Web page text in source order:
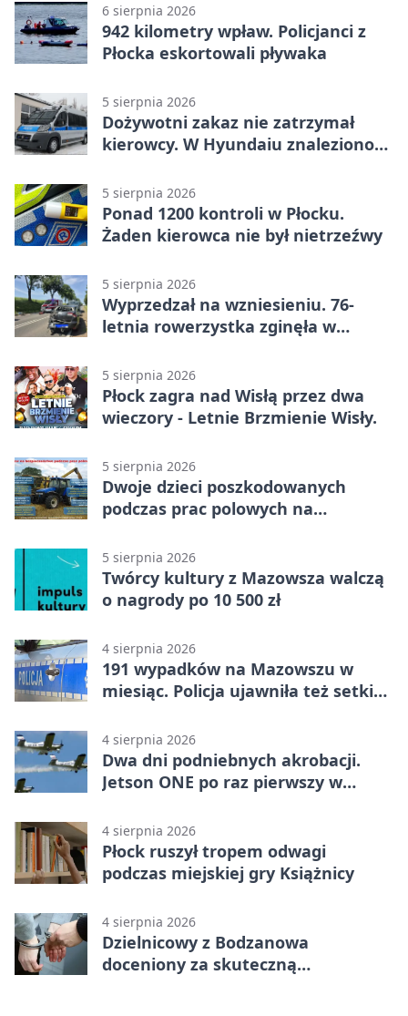
6 sierpnia 2026
942 kilometry wpław. Policjanci z
Płocka eskortowali pływaka
5 sierpnia 2026
Dożywotni zakaz nie zatrzymał
kierowcy. W Hyundaiu znaleziono
5 sierpnia 2026
Ponad 1200 kontroli w Płocku.
Żaden kierowca nie był nietrzeźwy
5 sierpnia 2026
Wyprzedzał na wzniesieniu. 76-
letnia rowerzystka zginęła w
5 sierpnia 2026
Płock zagra nad Wisłą przez dwa
wieczory - Letnie Brzmienie Wisły.
5 sierpnia 2026
Dwoje dzieci poszkodowanych
podczas prac polowych na
5 sierpnia 2026
Twórcy kultury z Mazowsza walczą
o nagrody po 10 500 zł
4 sierpnia 2026
191 wypadków na Mazowszu w
miesiąc. Policja ujawniła też setki
4 sierpnia 2026
Dwa dni podniebnych akrobacji.
Jetson ONE po raz pierwszy w
4 sierpnia 2026
Płock ruszył tropem odwagi
podczas miejskiej gry Książnicy
4 sierpnia 2026
Dzielnicowy z Bodzanowa
doceniony za skuteczną